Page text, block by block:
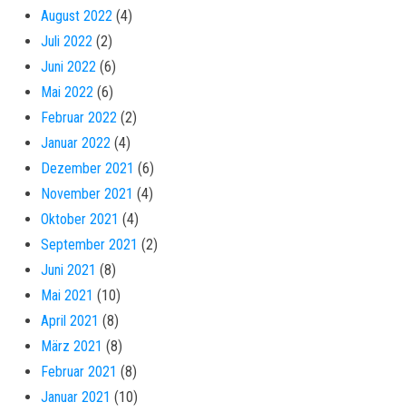
August 2022 (4)
Juli 2022 (2)
Juni 2022 (6)
Mai 2022 (6)
Februar 2022 (2)
Januar 2022 (4)
Dezember 2021 (6)
November 2021 (4)
Oktober 2021 (4)
September 2021 (2)
Juni 2021 (8)
Mai 2021 (10)
April 2021 (8)
März 2021 (8)
Februar 2021 (8)
Januar 2021 (10)